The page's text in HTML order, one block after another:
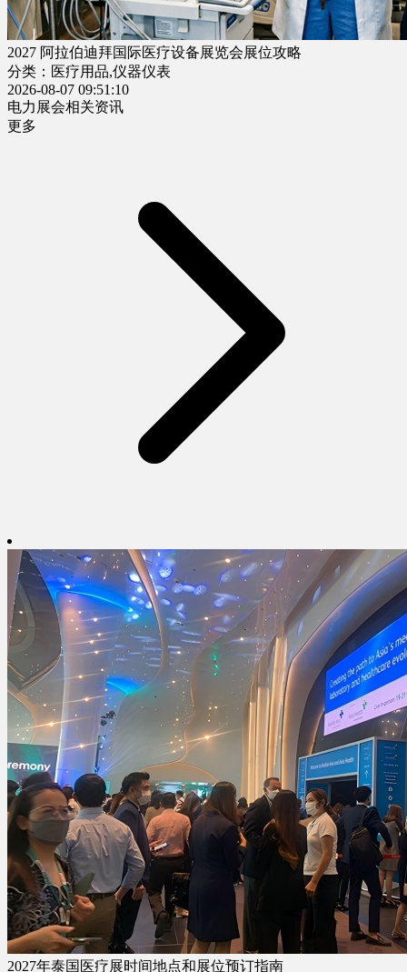
2027 阿拉伯迪拜国际医疗设备展览会展位攻略
分类：医疗用品,仪器仪表
2026-08-07 09:51:10
电力展会相关资讯
更多
2027年泰国医疗展时间地点和展位预订指南